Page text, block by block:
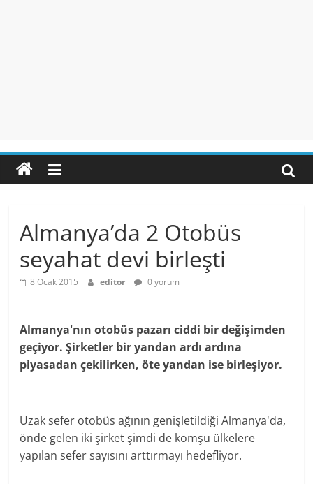
Almanya’da 2 Otobüs
seyahat devi birleşti
8 Ocak 2015 editor 0 yorum
Almanya'nın otobüs pazarı ciddi bir değişimden
geçiyor. Şirketler bir yandan ardı ardına
piyasadan çekilirken, öte yandan ise birleşiyor.
Uzak sefer otobüs ağının genişletildiği Almanya'da,
önde gelen iki şirket şimdi de komşu ülkelere
yapılan sefer sayısını arttırmayı hedefliyor.